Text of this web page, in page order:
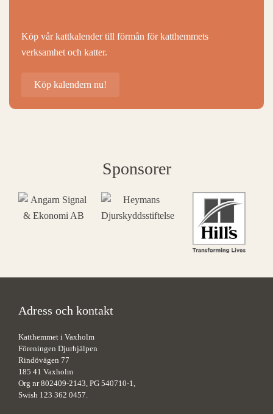
Köp vår kattkalender till förmån för katthemmets
verksamhet och katter.
Köp kalendern nu!
Sponsorer
Adress och kontakt
Katthemmet i Vaxholm
Föreningen Djurhjälpen
Rindövägen 77
185 41 Vaxholm
Org nr 802409-2143, PG 540710-1,
Swish 123 362 0457.